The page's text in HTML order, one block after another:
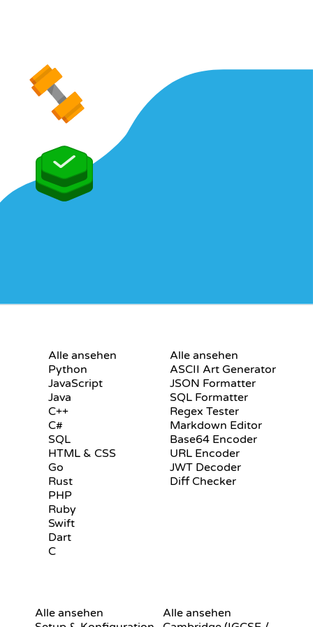
Alle ansehen
Python
JavaScript
Java
C++
C#
SQL
HTML & CSS
Go
Rust
PHP
Ruby
Swift
Dart
C
Alle ansehen
ASCII Art Generator
JSON Formatter
SQL Formatter
Regex Tester
Markdown Editor
Base64 Encoder
URL Encoder
JWT Decoder
Diff Checker
Alle ansehen
Alle ansehen